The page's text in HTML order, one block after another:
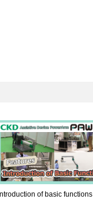
Introduction of basic functions